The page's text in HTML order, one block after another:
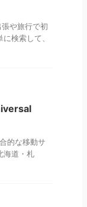
や旅行で初
検索して、
的な移動サ
海道・札